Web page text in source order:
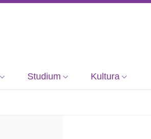
Studium Kultura